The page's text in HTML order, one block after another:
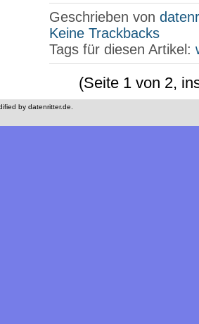
Geschrieben von
Keine Trackbacks
Tags für diesen Artikel:
(Seite 1 von 2,
by datenritter.de.